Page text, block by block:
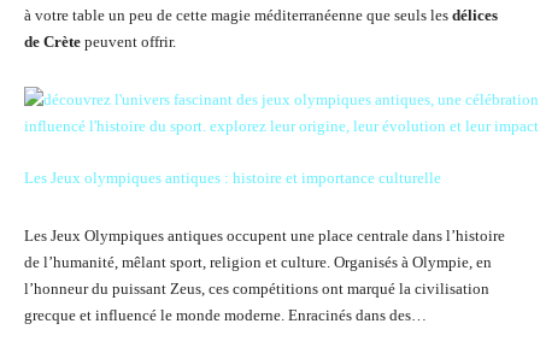
à votre table un peu de cette magie méditerranéenne que seuls les délices
de Crète peuvent offrir.
Les Jeux olympiques antiques : histoire et importance culturelle
Les Jeux Olympiques antiques occupent une place centrale dans l’histoire
de l’humanité, mêlant sport, religion et culture. Organisés à Olympie, en
l’honneur du puissant Zeus, ces compétitions ont marqué la civilisation
grecque et influencé le monde moderne. Enracinés dans des…